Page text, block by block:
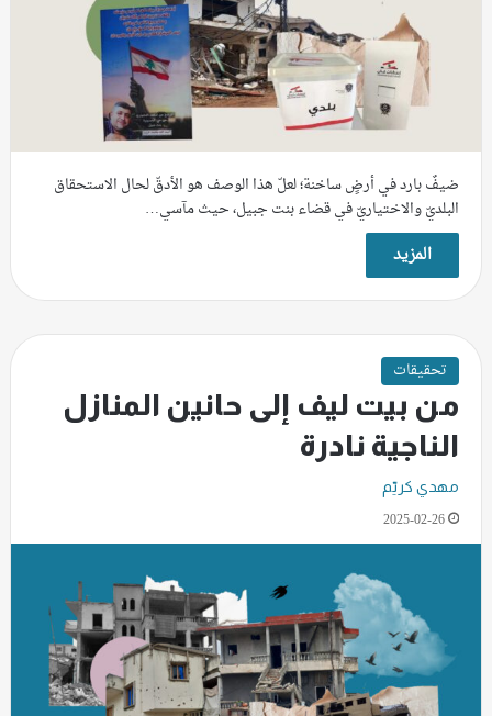
ضيفٌ بارد في أرضٍ ساخنة؛ لعلّ هذا الوصف هو الأدقّ لحال الاستحقاق
البلديّ والاختياريّ في قضاء بنت جبيل، حيث مآسي…
المزيد
تحقيقات
من بيت ليف إلى حانين المنازل
الناجية نادرة
مهدي كريّم
2025-02-26